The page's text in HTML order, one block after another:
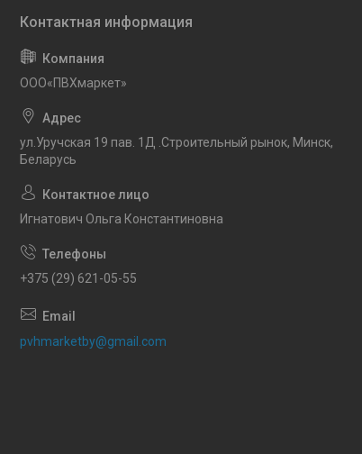
OOO«ПВХмаркет»
ул.Уручская 19 пав. 1Д .Строительный рынок, Минск,
Беларусь
Игнатович Ольга Константиновна
+375 (29) 621-05-55
pvhmarketby@gmail.com